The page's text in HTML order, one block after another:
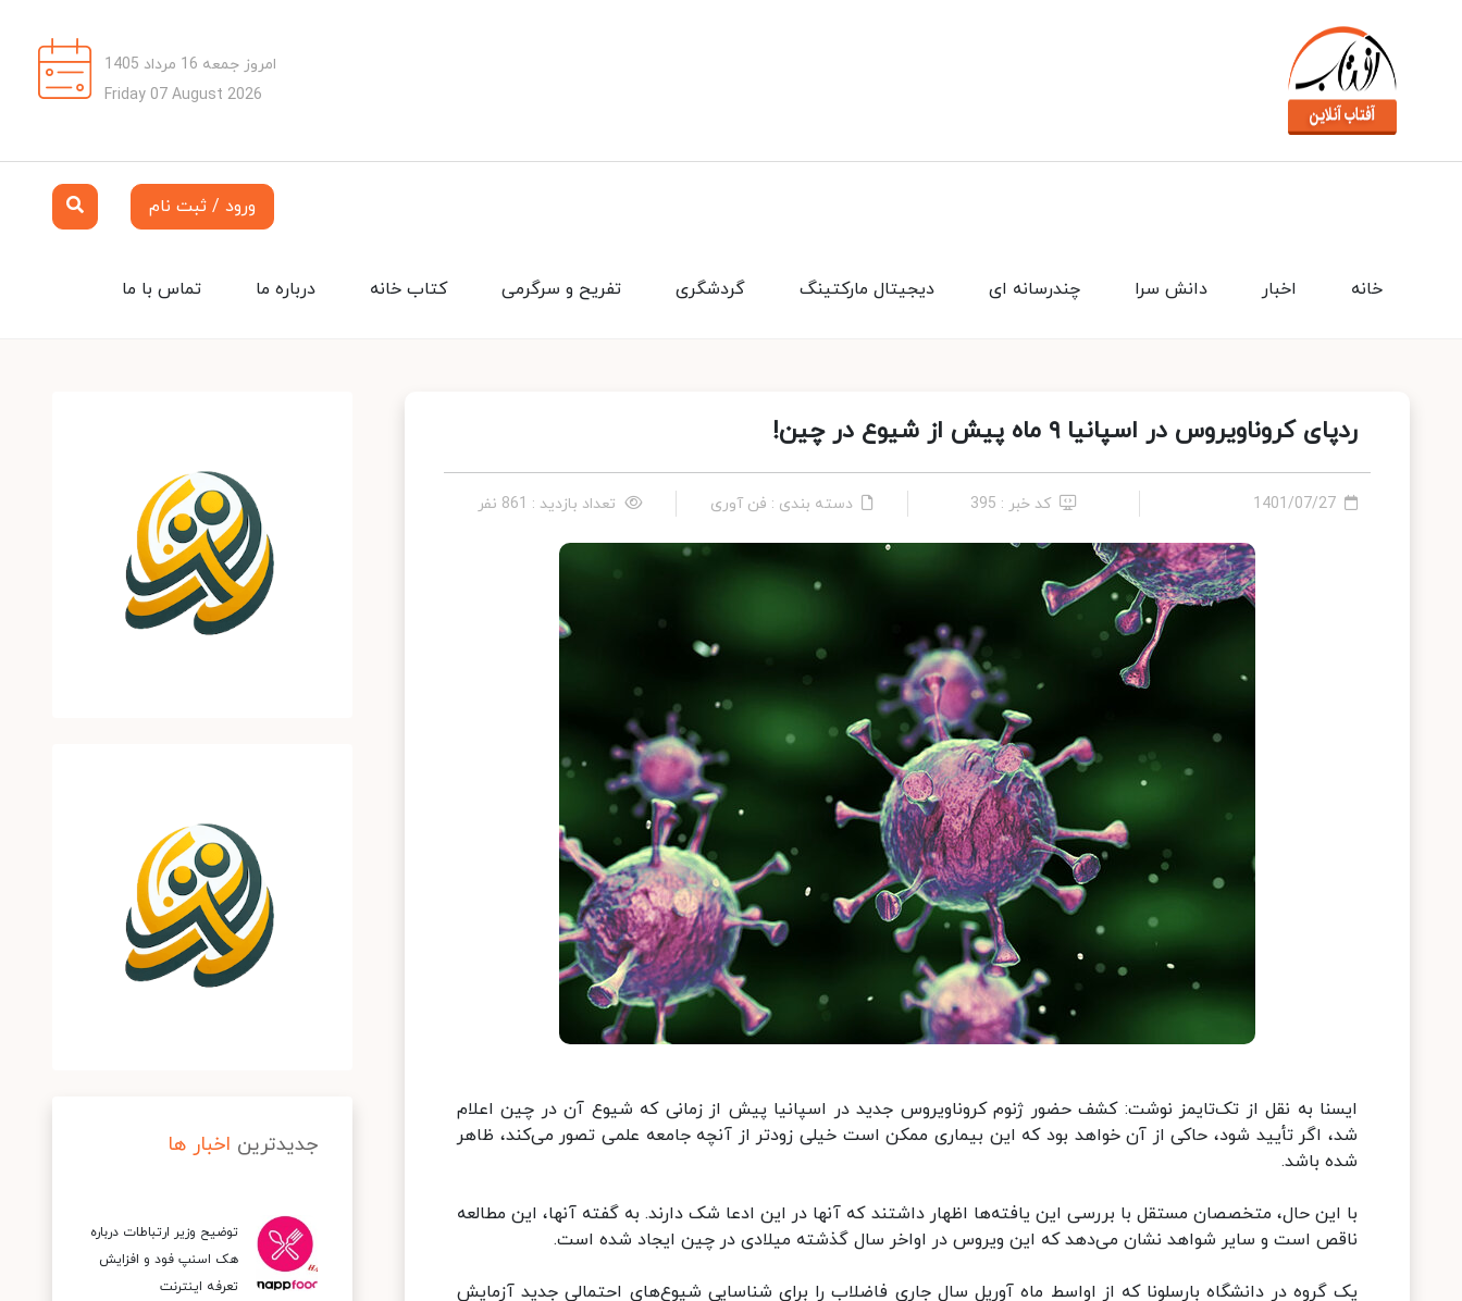
امروز جمعه 16 مرداد 1405
Friday 07 August 2026
ورود / ثبت نام
تماس با ما درباره ما کتاب خانه تفریح و سرگرمی گردشگری دیجیتال مارکتینگ چندرسانه ای دانش سرا اخبار خانه
ردپای کروناویروس در اسپانیا ۹ ماه پیش از شیوع در چین!
1401/07/27 کد خبر : 395 دسته بندی : فن آوری تعداد بازدید : 861 نفر
ایسنا به نقل از تک‌تایمز نوشت: کشف حضور ژنوم کروناویروس جدید در اسپانیا پیش از زمانی که شیوع آن در چین اعلام
شد، اگر تأیید شود، حاکی از آن خواهد بود که این بیماری ممکن است خیلی زودتر از آنچه جامعه علمی تصور می‌کند، ظاهر
شده باشد.
با این حال، متخصصان مستقل با بررسی این یافته‌ها اظهار داشتند که آنها در این ادعا شک دارند. به گفته آنها، این مطالعه
ناقص است و سایر شواهد نشان می‌دهد که این ویروس در اواخر سال گذشته میلادی در چین ایجاد شده است.
یک گروه در دانشگاه بارسلونا که از اواسط ماه آوریل سال جاری فاضلاب را برای شناسایی شیوع‌های احتمالی جدید آزمایش
جدیدترین اخبار ها
توضیح وزیر ارتباطات درباره
هک اسنپ‌ فود و افزایش
تعرفه اینترنت